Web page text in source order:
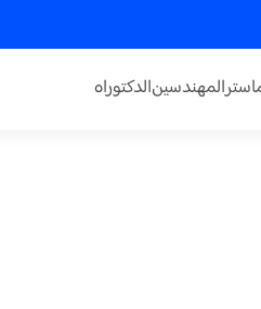
المهندسينالدكتوراه